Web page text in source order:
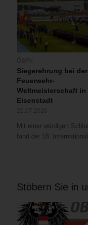
Siegerehrung bei der
Feuerwehr-
Weltmeisterschaft in
Eisenstadt
Mit einer würdigen
fand der 18.
Stöbern Sie in